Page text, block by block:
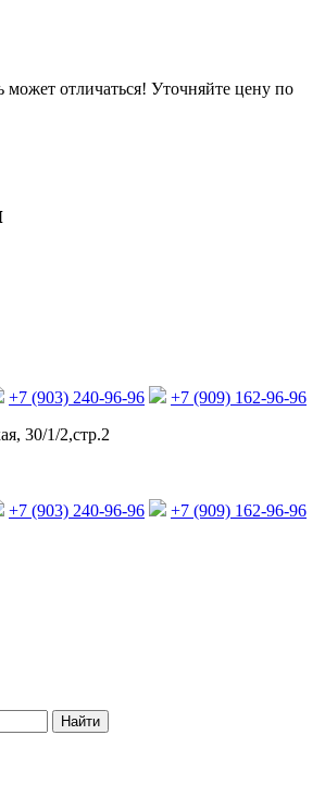
отличаться! Уточняйте цену по
+7 (903) 240-96-96
+7 (909) 162-96-96
30/1/2,стр.2
+7 (903) 240-96-96 +7 (909) 162-96-96